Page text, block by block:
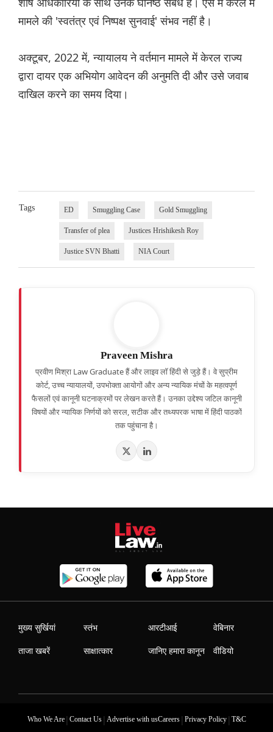
मामले की 'स्वतंत्र एवं निष्पक्ष सुनवाई' संभव नहीं है।
अक्टूबर, 2022 में, न्यायालय ने वर्तमान मामले में केरल राज्य
द्वारा दायर एक अभियोग आवेदन की अनुमति दी और उसे जवाब
दाखिल करने का समय दिया।
Tags ED Smuggling Case Gold Smuggling
Transfer of plea Justices Hrishikesh Roy
Justice SVN Bhatti NIA Court
Praveen Mishra
प्रवीण मिश्रा Law Graduate हैं और लाइव लॉ हिंदी से जुड़े हैं। वे सुप्रीम
कोर्ट, उच्च न्यायालयों, उपभोक्ता आयोगों और अन्य न्यायिक मंचों के महत्वपूर्ण
फैसलों एवं कानूनी घटनाक्रमों पर लेखन करते हैं। उनका उद्देश्य जटिल कानूनी
विषयों और न्यायिक निर्णयों को सरल, सटीक और तथ्यपरक भाषा में हिंदी पाठकों
तक पहुंचाना है।
मुख्य सुर्खियां
ताजा खबरें
स्तंभ
साक्षात्कार
आरटीआई
जानिए हमारा कानून
वेबिनार
वीडियो
Who We Are| Contact Us| Advertise with usCareers| Privacy Policy| T&C